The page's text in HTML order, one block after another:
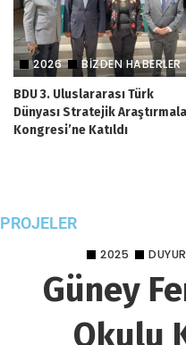
2026
BIZDEN HABERLER
BDU 3. Uluslararası Türk
Dünyası Stratejik
Kongresi’ne Katıldı
PROJELER
2025
Güney
Okulu